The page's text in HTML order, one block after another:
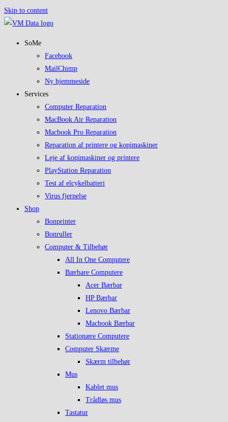
Skip to content
SoMe
Facebook
MailChimp
Ny hjemmeside
Services
Computer Reparation
MacBook Air Reparation
Macbook Pro Reparation
Reparation af printere og kopimaskiner
Leje af kopimaskiner og printere
PlayStation Reparation
Test af elcykelbatteri
Virus fjernelse
Shop
Bonprinter
Bonruller
Computer & Tilbehør
All In One Computere
Bærbare Computere
Acer Bærbar
HP Bærbar
Lenovo Bærbar
Macbook Bærbar
Stationære Computere
Computer Skærme
Skærm tilbehør
Mus
Kablet mus
Trådløs mus
Tastatur